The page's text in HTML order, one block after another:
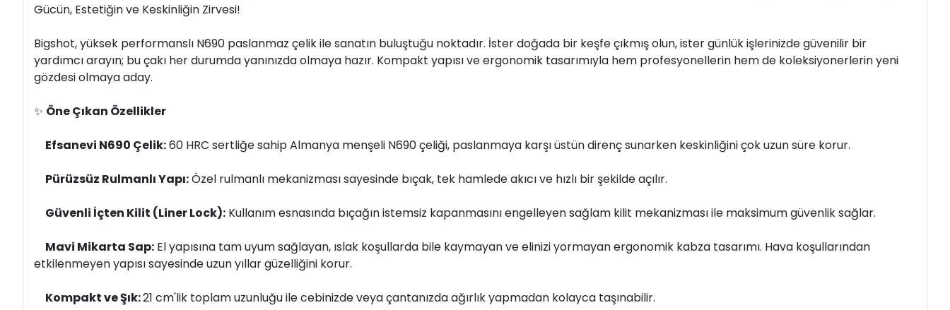
Gücün, Estetiğin ve Keskinliğin Zirvesi!
Bigshot, yüksek performanslı N690 paslanmaz çelik ile sanatın buluştuğu noktadır. İster doğada bir keşfe çıkmış olun, ister günlük işlerinizde güvenilir bir
yardımcı arayın; bu çakı her durumda yanınızda olmaya hazır. Kompakt yapısı ve ergonomik tasarımıyla hem profesyonellerin hem de koleksiyonerlerin yeni
gözdesi olmaya aday.
✨ Öne Çıkan Özellikler
Efsanevi N690 Çelik:60 HRC sertliğe sahip Almanya menşeli N690 çeliği, paslanmaya karşı üstün direnç sunarken keskinliğini çok uzun süre korur.
Pürüzsüz Rulmanlı Yapı:Özel rulmanlı mekanizması sayesinde bıçak, tek hamlede akıcı ve hızlı bir şekilde açılır.
Güvenli İçten Kilit (Liner Lock): Kullanım esnasında bıçağın istemsiz kapanmasını engelleyen sağlam kilit mekanizması ile maksimum güvenlik sağlar.
Mavi Mikarta Sap: El yapısına tam uyum sağlayan, ıslak koşullarda bile kaymayan ve elinizi yormayan ergonomik kabza tasarımı. Hava koşullarından
etkilenmeyen yapısı sayesinde uzun yıllar güzelliğini korur.
Kompakt ve Şık:21 cm'lik toplam uzunluğu ile cebinizde veya çantanızda ağırlık yapmadan kolayca taşınabilir.